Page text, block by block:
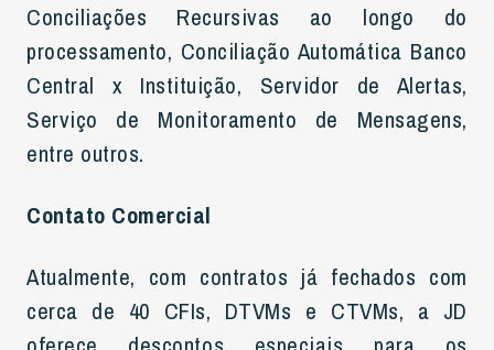
Conciliações Recursivas ao longo do
processamento, Conciliação Automática Banco
Central x Instituição, Servidor de Alertas,
Serviço de Monitoramento de Mensagens,
entre outros.
Contato Comercial
Atualmente, com contratos já fechados com
cerca de 40 CFIs, DTVMs e CTVMs, a JD